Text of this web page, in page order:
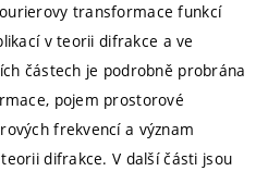
transformace funkcí
v teorii difrakce a ve
částech je podrobně probrána
pojem prostorové
frekvencí a význam
difrakce. V další části jsou